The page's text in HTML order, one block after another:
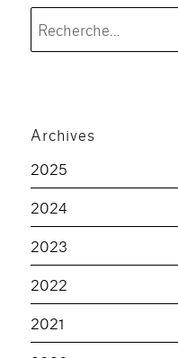
Archives
2025
2024
2023
2022
2021